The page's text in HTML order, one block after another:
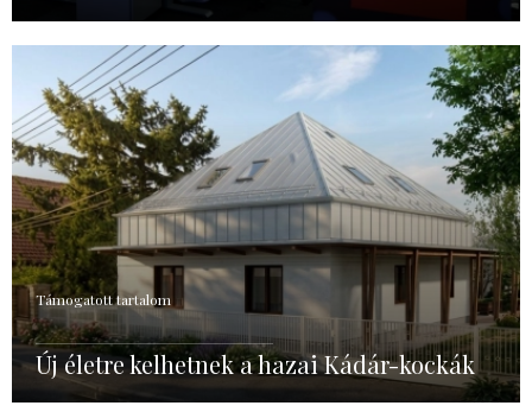
Támogatott tartalom
Új életre kelhetnek a hazai Kádár-kockák